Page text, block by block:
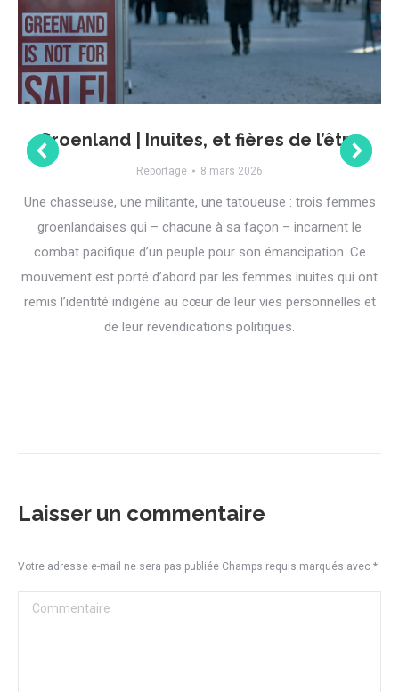
Groenland | Inuites, et fières de l’être
Reportage 8 mars 2026
Une chasseuse, une militante, une tatoueuse : trois femmes
groenlandaises qui – chacune à sa façon – incarnent le
combat pacifique d’un peuple pour son émancipation. Ce
mouvement est porté d’abord par les femmes inuites qui ont
remis l’identité indigène au cœur de leur vies personnelles et
de leur revendications politiques.
Laisser un commentaire
Votre adresse e-mail ne sera pas publiée Champs requis marqués avec *
Commentaire